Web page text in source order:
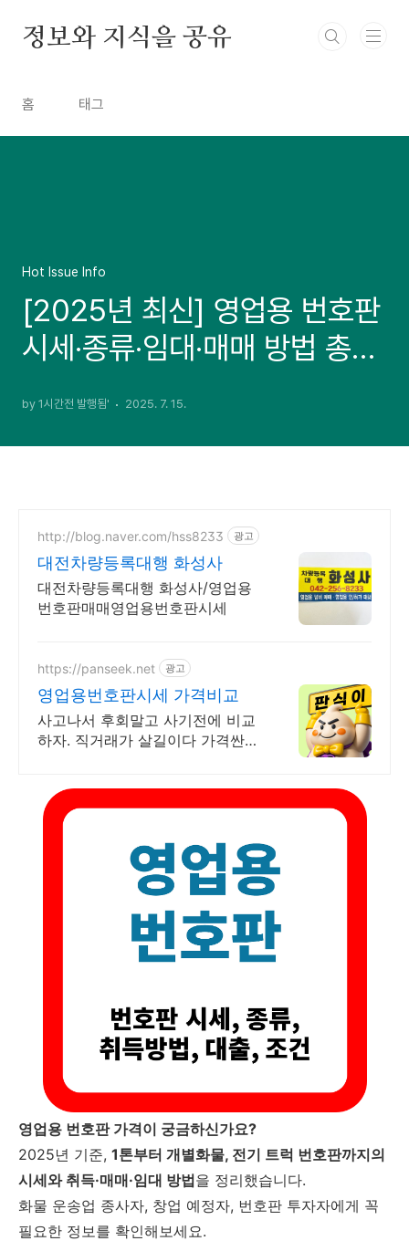
정보와 지식을 공유
홈 태그
Hot Issue Info
[2025년 최신] 영업용 번호판
시세·종류·임대·매매 방법 총정
by 1시간전 발행됨' 2025. 7. 15.
http://blog.naver.com/hss8233 광고
대전차량등록대행 화성사
대전차량등록대행 화성사/영업용
번호판매매영업용번호판시세
https://panseek.net 광고
영업용번호판시세 가격비교
사고나서 후회말고 사기전에 비교
하자. 직거래가 살길이다 가격싼게
영업용 번호판 가격이 궁금하신가요?
2025년 기준, 1톤부터 개별화물, 전기 트럭 번호판까지의
시세와 취득·매매·임대 방법을 정리했습니다.
화물 운송업 종사자, 창업 예정자, 번호판 투자자에게 꼭
필요한 정보를 확인해보세요.